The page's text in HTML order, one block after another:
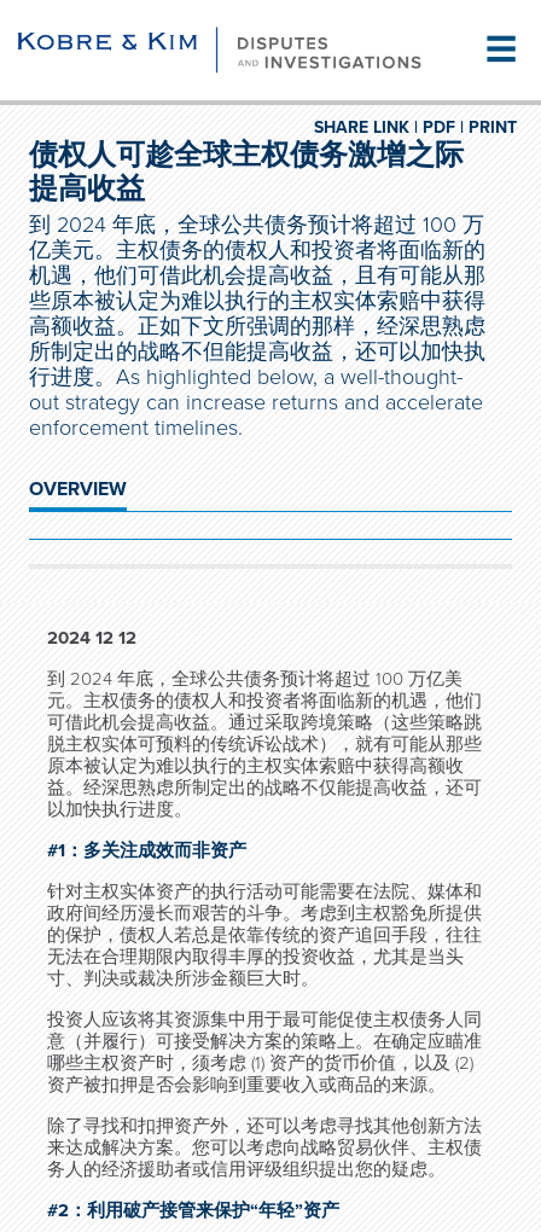
☰
PRINT
PDF |
SHARE LINK |
债权人可趁全球主权债务激增之际
提高收益
到 2024 年底，全球公共债务预计将超过 100 万
亿美元。主权债务的债权人和投资者将面临新的
机遇，他们可借此机会提高收益，且有可能从那
些原本被认定为难以执行的主权实体索赔中获得
高额收益。正如下文所强调的那样，经深思熟虑
所制定出的战略不但能提高收益，还可以加快执
行进度。As highlighted below, a well-thought-
out strategy can increase returns and accelerate
enforcement timelines.
OVERVIEW
2024 12 12
到 2024 年底，全球公共债务预计将超过 100 万亿美
元。主权债务的债权人和投资者将面临新的机遇，他们
可借此机会提高收益。通过采取跨境策略（这些策略跳
脱主权实体可预料的传统诉讼战术），就有可能从那些
原本被认定为难以执行的主权实体索赔中获得高额收
益。经深思熟虑所制定出的战略不仅能提高收益，还可
以加快执行进度。
#1：多关注成效而非资产
针对主权实体资产的执行活动可能需要在法院、媒体和
政府间经历漫长而艰苦的斗争。考虑到主权豁免所提供
的保护，债权人若总是依靠传统的资产追回手段，往往
无法在合理期限内取得丰厚的投资收益，尤其是当头
寸、判决或裁决所涉金额巨大时。
投资人应该将其资源集中用于最可能促使主权债务人同
意（并履行）可接受解决方案的策略上。在确定应瞄准
哪些主权资产时，须考虑 (1) 资产的货币价值，以及 (2)
资产被扣押是否会影响到重要收入或商品的来源。
除了寻找和扣押资产外，还可以考虑寻找其他创新方法
来达成解决方案。您可以考虑向战略贸易伙伴、主权债
务人的经济援助者或信用评级组织提出您的疑虑。
#2：利用破产接管来保护“年轻”资产